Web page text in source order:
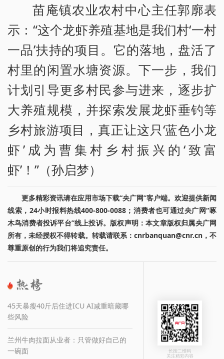
苗庵镇农业农村中心主任郭廓表
示：“这个龙虾养殖基地是我们村‘一村
一品’扶持的项目。它的落地，盘活了
村里的闲置水塘资源。下一步，我们
计划引导更多村民参与进来，逐步扩
大养殖规模，并探索发展龙虾垂钓等
乡村旅游项目，真正让这只‘蓝色小龙
虾’成为曹集村乡村振兴的‘致富
虾’！”（孙启梦）
更多精彩资讯请在应用市场下载“央广网”客户端。欢迎提供新闻
线索，24小时报料热线400-800-0088；消费者也可通过央广网“啄
木鸟消费者投诉平台”线上投诉。版权声明：本文章版权归属央广网
所有，未经授权不得转载。转载请联系：cnrbanquan@cnr.cn，不
尊重原创的行为我们将追究责任。
45天暴瘦40斤后住进ICU AI减重暗藏哪
些风险
兰州牛肉拉面从业者：只管做好自己的
一碗面
长按二维码
关注精彩内容